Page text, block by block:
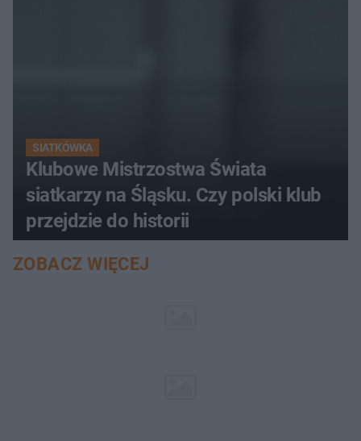
SIATKÓWKA
Klubowe Mistrzostwa Świata
siatkarzy na Śląsku. Czy polski klub
przejdzie do historii
ZOBACZ WIĘCEJ